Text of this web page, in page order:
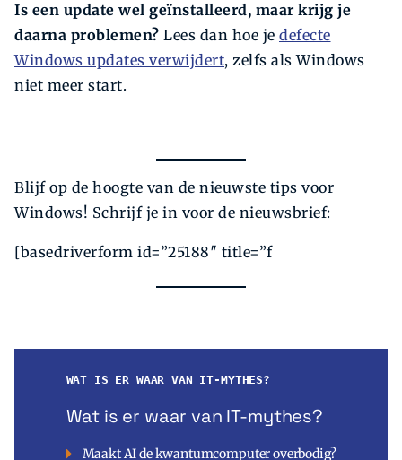
Is een update wel geïnstalleerd, maar krijg je
daarna problemen? Lees dan hoe je defecte
Windows updates verwijdert, zelfs als Windows
niet meer start.
Blijf op de hoogte van de nieuwste tips voor
Windows! Schrijf je in voor de nieuwsbrief:
[basedriverform id=”25188″ title=”f
WAT IS ER WAAR VAN IT-MYTHES?
Wat is er waar van IT-mythes?
Maakt AI de kwantumcomputer overbodig?